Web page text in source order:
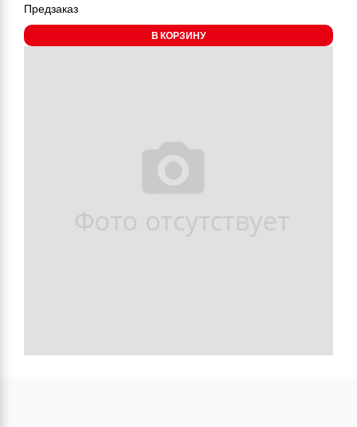
Предзаказ
В КОРЗИНУ